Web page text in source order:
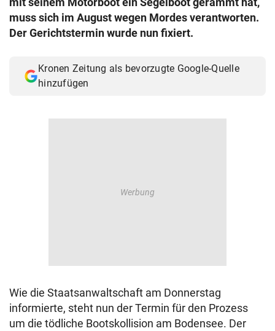
muss sich im August wegen Mordes verantworten.
Der Gerichtstermin wurde nun fixiert.
Kronen Zeitung als bevorzugte Google-Quelle
hinzufügen
Wie die Staatsanwaltschaft am Donnerstag
informierte, steht nun der Termin für den Prozess
um die tödliche Bootskollision am Bodensee. Der